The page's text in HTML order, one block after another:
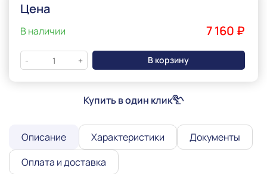
Цена
В наличии 7 160 ₽
- + В корзину
Купить в один клик
Описание Характеристики
Документы
Оплата и доставка